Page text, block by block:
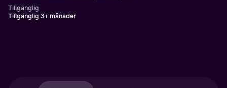
Tillgänglig
Tillgänglig 3+ månader